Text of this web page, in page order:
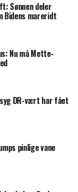
Sønnen deler
Bidens mareridt
Nu må Mette-
DR-vært har fået
pinlige vane